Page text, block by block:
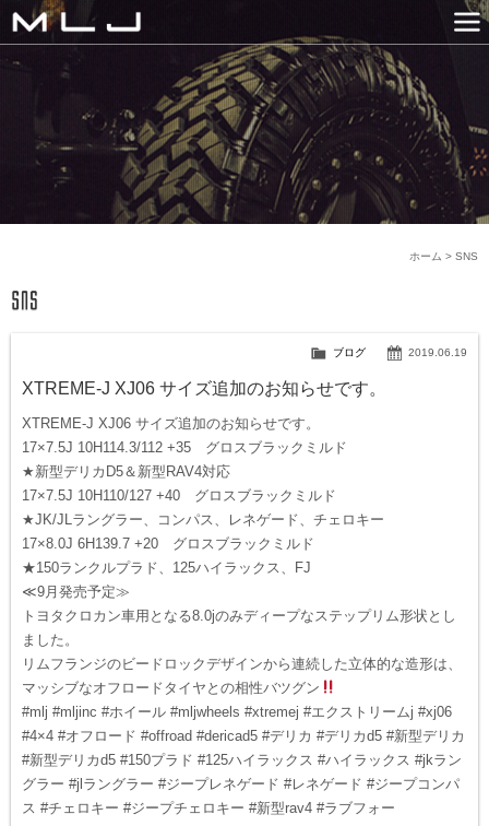
MLJ / Lexani(レクサーニ
GALLERY
SNS
NEWS
COMPANY
HISTORY
CONTACT US
LINK
SNS
ホーム >
2019.06.19
ブログ
XTREME-J XJ06 サイズ追加のお知らせです。
XTREME-J XJ06 サイズ追加のお知らせです。
17×7.5J 10H114.3/112 +35 グロスブラックミルド
★新型デリカD5＆新型RAV4対応
17×7.5J 10H110/127 +40 グロスブラックミルド
★JK/JLラングラー、コンパス、レネゲード、チェロキー
17×8.0J 6H139.7 +20 グロスブラックミルド
★150ランクルプラド、125ハイラックス、FJ
≪9月発売予定≫
トヨタクロカン車用となる8.0jのみディープなステップリム形状とし
ました。
リムフランジのビードロックデザインから連続した立体的な造形は、
マッシブなオフロードタイヤとの相性バツグン
#mlj #mljinc #ホイール #mljwheels #xtremej #エクストリームj #xj06
#4×4 #オフロード #offroad #dericad5 #デリカ #デリカd5 #新型デリカ
#新型デリカd5 #150プラド #125ハイラックス #ハイラックス #jkラン
グラー #jlラングラー #ジープレネゲード #レネゲード #ジープコンパ
ス #チェロキー #ジープチェロキー #新型rav4 #ラブフォー